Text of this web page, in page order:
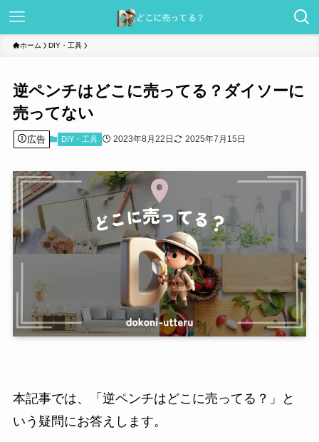
ホーム DIY・工具
逆ペンチはどこに売ってる？ダイソーに
売ってない
広告 DIY・工具 2023年8月22日 2025年7月15日
本記事では、「逆ペンチはどこに売ってる？」と
いう疑問にお答えします。